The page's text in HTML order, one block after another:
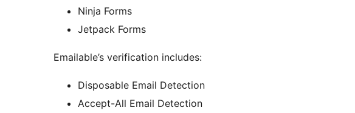
Ninja Forms
Jetpack Forms
Emailable’s verification includes:
Disposable Email Detection
Accept-All Email Detection